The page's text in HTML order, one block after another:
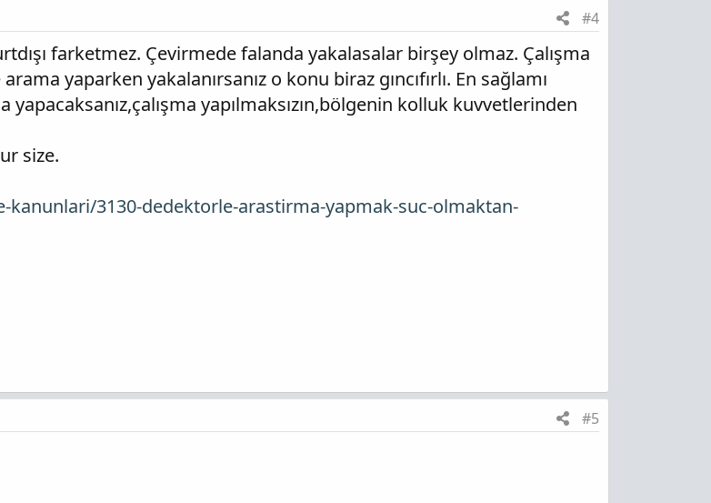
#4
farketmez. Çevirmede falanda yakalasalar birşey olmaz. Çalışma
yaparken yakalanırsanız o konu biraz gıncıfırlı. En sağlamı
yapılmaksızın,bölgenin kolluk kuvvetlerinden
size.
3130-dedektorle-arastirma-yapmak-suc-olmaktan-
#5